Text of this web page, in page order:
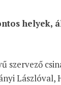
helyek,
szervező
Lászlóval,